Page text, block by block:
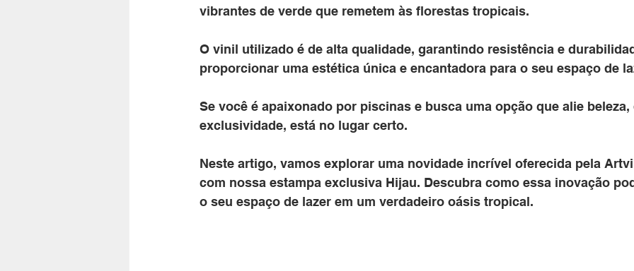
vibrantes de verde que remetem às florestas tropicais.
O vinil utilizado é de alta qualidade, garantindo resistência e
proporcionar uma estética única e encantadora para o seu espaço de
Se você é apaixonado por piscinas e busca uma opção que alie
exclusividade, está no lugar certo.
Neste artigo, vamos explorar uma novidade incrível oferecida pela
com nossa estampa exclusiva Hijau. Descubra como essa inovação
o seu espaço de lazer em um verdadeiro oásis tropical.